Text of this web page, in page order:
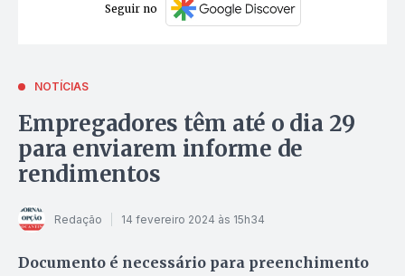
Seguir no
NOTÍCIAS
Empregadores têm até o dia 29
para enviarem informe de
rendimentos
Redação 14 fevereiro 2024 às 15h34
Documento é necessário para preenchimento